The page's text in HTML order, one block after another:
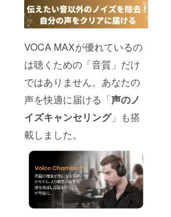
VOCA MAXが優れているの
は聴くための「音質」だけ
ではありません。あなたの
声を快適に届ける「声のノ
イズキャンセリング」も搭
載しました。